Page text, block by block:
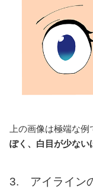
上の画像は極端な例
ぽく、白目が少ない
3. アイライン